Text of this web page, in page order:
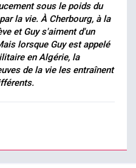
sous le poids du
la vie. À Cherbourg, à la
et Guy s'aiment d'un
lorsque Guy est appelé
en Algérie, la
de la vie les entraînent